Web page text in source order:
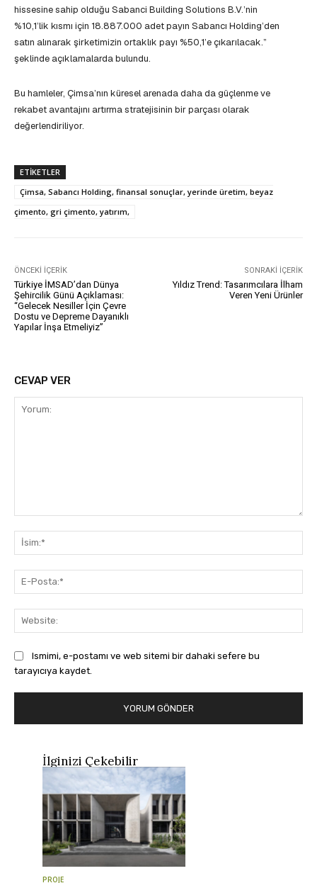
hissesine sahip olduğu Sabanci Building Solutions B.V.’nin
%10,1’lik kısmı için 18.887.000 adet payın Sabancı Holding’den
satın alınarak şirketimizin ortaklık payı %50,1’e çıkarılacak.”
şeklinde açıklamalarda bulundu.
Bu hamleler, Çimsa’nın küresel arenada daha da güçlenme ve
rekabet avantajını artırma stratejisinin bir parçası olarak
değerlendiriliyor.
ETIKETLER
Çimsa, Sabancı Holding, finansal sonuçlar, yerinde üretim, beyaz
çimento, gri çimento, yatırım,
ÖNCEKI İÇERIK
Türkiye İMSAD’dan Dünya
Şehircilik Günü Açıklaması:
“Gelecek Nesiller İçin Çevre
Dostu ve Depreme Dayanıklı
Yapılar İnşa Etmeliyiz”
SONRAKI İÇERIK
Yıldız Trend: Tasarımcılara İlham
Veren Yeni Ürünler
CEVAP VER
Ismimi, e-postamı ve web sitemi bir dahaki sefere bu
tarayıcıya kaydet.
İlginizi Çekebilir
PROJE